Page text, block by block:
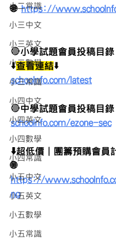
小二常識
小三中文
小三英文
小三數學
小三常識
小四中文
小四英文
小四數學
小四常識
小五中文
小五英文
小五數學
小五常識
🌐 https://
🔴小學試題會員投稿目錄
⬇️查看連結⬇️
schoolnfo.com/latest
🔴中學試題會員投稿目錄
schoolnfo.com/ezone-sec
⬇️超低價｜團籌預購會員
🌐
https://
ng